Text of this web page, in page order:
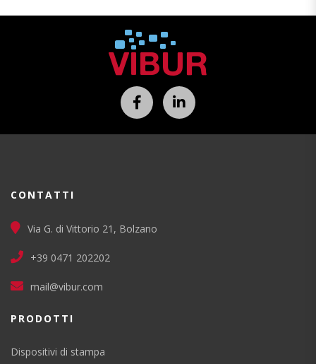
CONTATTI
Via G. di Vittorio 21, Bolzano
+39 0471 202202
mail@vibur.com
PRODOTTI
Dispositivi di stampa